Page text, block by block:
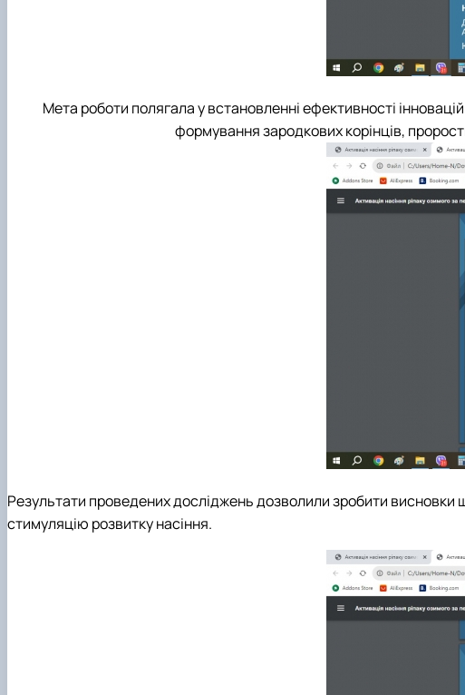
Мета роботи полягала у встановленні ефективності
формування зародкових корінців,
Результати проведених досліджень дозволили зробити висновки
стимуляцію розвитку насіння.